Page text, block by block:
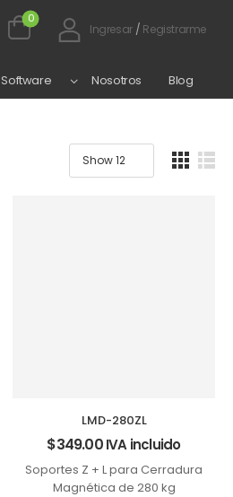
0
Ingresar / Registrarme
Software Nosotros Blog
LMD-280ZL
$349.00IVA incluido
Soportes Z + L para Cerradura
Magnética de 280 kg